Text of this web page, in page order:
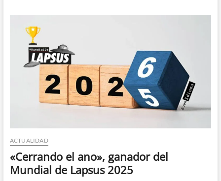
ACTUALIDAD
«Cerrando el ano», ganador del
Mundial de Lapsus 2025